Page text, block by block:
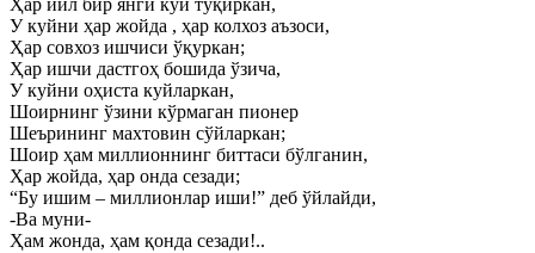
Ҳар йил бир янги куй тўқиркан,
У куйни ҳар жойда , ҳар колхоз аъзоси,
Ҳар совхоз ишчиси ўқуркан;
Ҳар ишчи дастгоҳ бошида ўзича,
У куйни оҳиста куйларкан,
Шоирнинг ўзини кўрмаган пионер
Шеърининг махтовин сўйларкан;
Шоир ҳам миллионнинг биттаси бўлганин,
Ҳар жойда, ҳар онда сезади;
“Бу ишим – миллионлар иши!” деб ўйлайди,
-Ва муни-
Ҳам жонда, ҳам қонда сезади!..